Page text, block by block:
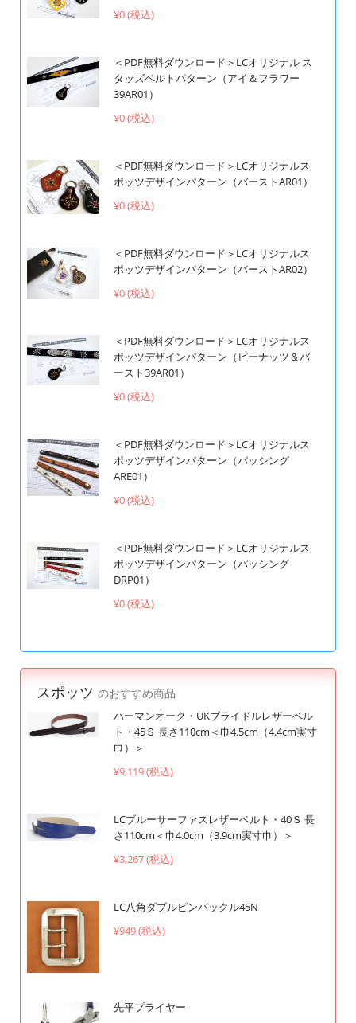
¥0 (税込)
＜PDF無料ダウンロード＞LCオリジナル ス
タッズベルトパターン（アイ＆フラワー
39AR01）
¥0 (税込)
＜PDF無料ダウンロード＞LCオリジナルス
ポッツデザインパターン（バーストAR01）
¥0 (税込)
＜PDF無料ダウンロード＞LCオリジナルス
ポッツデザインパターン（バーストAR02）
¥0 (税込)
＜PDF無料ダウンロード＞LCオリジナルス
ポッツデザインパターン（ピーナッツ＆バ
ースト39AR01）
¥0 (税込)
＜PDF無料ダウンロード＞LCオリジナルス
ポッツデザインパターン（パッシング
ARE01）
¥0 (税込)
＜PDF無料ダウンロード＞LCオリジナルス
ポッツデザインパターン（パッシング
DRP01）
¥0 (税込)
スポッツ のおすすめ商品
ハーマンオーク・UKブライドルレザーベル
ト・45Ｓ 長さ110cm＜巾4.5cm（4.4cm実寸
巾）＞
¥9,119 (税込)
LCブルーサーファスレザーベルト・40Ｓ 長
さ110cm＜巾4.0cm（3.9cm実寸巾）＞
¥3,267 (税込)
LC八角ダブルピンバックル45N
¥949 (税込)
先平プライヤー